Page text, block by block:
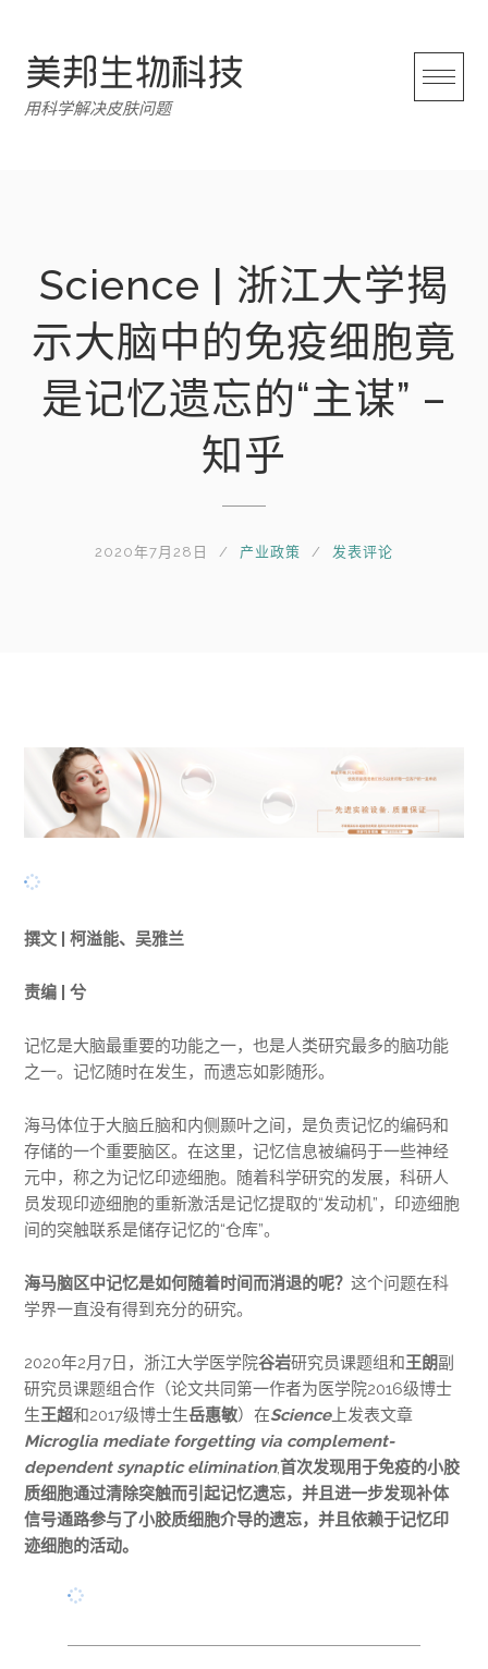
用科学解决皮肤问题
Science | 浙江大学揭
示大脑中的免疫细胞竟
是记忆遗忘的“主谋” –
知乎
2020年7月28日 产业政策 发表评论
撰文 | 柯溢能、吴雅兰
责编 | 兮
记忆是大脑最重要的功能之一，也是人类研究最多的脑功能
之一。记忆随时在发生，而遗忘如影随形。
海马体位于大脑丘脑和内侧颞叶之间，是负责记忆的编码和
存储的一个重要脑区。在这里，记忆信息被编码于一些神经
元中，称之为记忆印迹细胞。随着科学研究的发展，科研人
员发现印迹细胞的重新激活是记忆提取的“发动机”，印迹细胞
间的突触联系是储存记忆的“仓库”。
海马脑区中记忆是如何随着时间而消退的呢？这个问题在科
学界一直没有得到充分的研究。
2020年2月7日，浙江大学医学院谷岩研究员课题组和王朗副
研究员课题组合作（论文共同第一作者为医学院2016级博士
生王超和2017级博士生岳惠敏）在Science上发表文章
Microglia mediate forgetting via complement-
dependent synaptic elimination,首次发现用于免疫的小胶
质细胞通过清除突触而引起记忆遗忘，并且进一步发现补体
信号通路参与了小胶质细胞介导的遗忘，并且依赖于记忆印
迹细胞的活动。